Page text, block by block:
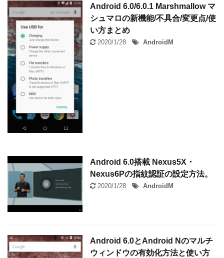
Android 6.0/6.0.1 Marshmallow マ
シュマロの新機能/不具合/変更点/使
い方まとめ
2020/1/28 AndroidM
Android 6.0搭載 Nexus5X・
Nexus6Pの指紋認証の設定方法。
2020/1/28 AndroidM
Android 6.0とAndroid Nのマルチ
ウィンドウの有効化方法と使い方